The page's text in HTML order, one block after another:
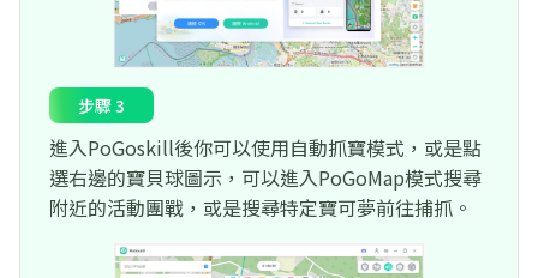
步驟 3
進入PoGoskill後你可以使用自動抓寶模式，或是點
選右邊的寶貝球圖示，可以進入PoGoMap模式搜尋
附近的活動團戰，或是搜尋特定寶可夢前往捕抓。